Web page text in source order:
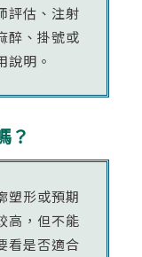
評估、注射
醉、掛號或
說明。
？
塑形或預期
高，但不能
看是否適合